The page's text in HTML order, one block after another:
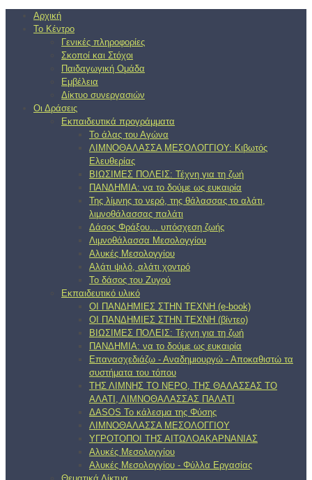
Αρχική
Το Κέντρο
Γενικές πληροφορίες
Σκοποί και Στόχοι
Παιδαγωγική Ομάδα
Εμβέλεια
Δίκτυο συνεργασιών
Οι Δράσεις
Εκπαιδευτικά προγράμματα
Το άλας του Αγώνα
ΛΙΜΝΟΘΑΛΑΣΣΑ ΜΕΣΟΛΟΓΓΙΟΥ: Κιβωτός
Ελευθερίας
ΒΙΩΣΙΜΕΣ ΠΟΛΕΙΣ: Τέχνη για τη ζωή
ΠΑΝΔΗΜΙΑ: να το δούμε ως ευκαιρία
Της λίμνης το νερό, της θάλασσας το αλάτι,
λιμνοθάλασσας παλάτι
Δάσος Φράξου... υπόσχεση ζωής
Λιμνοθάλασσα Μεσολογγίου
Αλυκές Μεσολογγίου
Αλάτι ψιλό, αλάτι χοντρό
Το δάσος του Ζυγού
Εκπαιδευτικό υλικό
ΟΙ ΠΑΝΔΗΜΙΕΣ ΣΤΗΝ ΤΕΧΝΗ (e-book)
ΟΙ ΠΑΝΔΗΜΙΕΣ ΣΤΗΝ ΤΕΧΝΗ (βίντεο)
ΒΙΩΣΙΜΕΣ ΠΟΛΕΙΣ: Τέχνη για τη ζωή
ΠΑΝΔΗΜΙΑ: να το δούμε ως ευκαιρία
Επανασχεδιάζω - Αναδημιουργώ - Αποκαθιστώ τα
συστήματα του τόπου
ΤΗΣ ΛΙΜΝΗΣ ΤΟ ΝΕΡΟ, ΤΗΣ ΘΑΛΑΣΣΑΣ ΤΟ
ΑΛΑΤΙ, ΛΙΜΝΟΘΑΛΑΣΣΑΣ ΠΑΛΑΤΙ
ΔΑSOS Το κάλεσμα της Φύσης
ΛΙΜΝΟΘΑΛΑΣΣΑ ΜΕΣΟΛΟΓΓΙΟΥ
ΥΓΡΟΤΟΠΟΙ ΤΗΣ ΑΙΤΩΛΟΑΚΑΡΝΑΝΙΑΣ
Αλυκές Μεσολογγίου
Αλυκές Μεσολογγίου - Φύλλα Εργασίας